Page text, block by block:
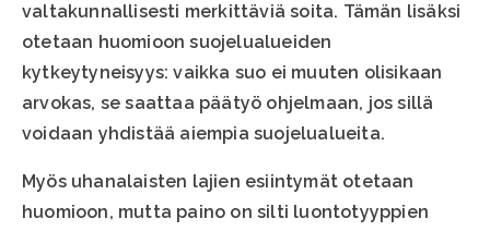
valtakunnallisesti merkittäviä soita. Tämän lisäksi
otetaan huomioon suojelualueiden
kytkeytyneisyys: vaikka suo ei muuten olisikaan
arvokas, se saattaa päätyö ohjelmaan, jos sillä
voidaan yhdistää aiempia suojelualueita.
Myös uhanalaisten lajien esiintymät otetaan
huomioon, mutta paino on silti luontotyyppien